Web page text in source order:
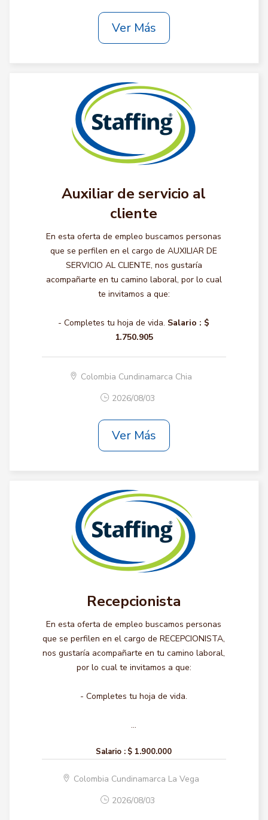
Ver Más
Auxiliar de servicio al
cliente
En esta oferta de empleo buscamos personas
que se perfilen en el cargo de AUXILIAR DE
SERVICIO AL CLIENTE, nos gustaría
acompañarte en tu camino laboral, por lo cual
te invitamos a que:
- Completes tu hoja de vida. Salario : $
1.750.905
Colombia Cundinamarca Chia
2026/08/03
Ver Más
Recepcionista
En esta oferta de empleo buscamos personas
que se perfilen en el cargo de RECEPCIONISTA,
nos gustaría acompañarte en tu camino laboral,
por lo cual te invitamos a que:
- Completes tu hoja de vida.
...
Salario : $ 1.900.000
Colombia Cundinamarca La Vega
2026/08/03